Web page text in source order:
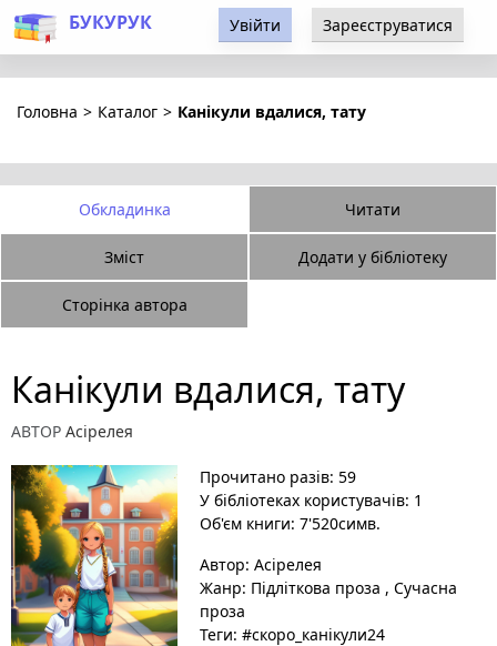
БУКУРУК Увійти Зареєструватися
Головна > Каталог > Канікули вдалися, тату
Обкладинка Читати
Зміст Додати у бібліотеку
Сторінка автора
Канікули вдалися, тату
АВТОР Асірелея
Прочитано разів: 59
У бібліотеках користувачів: 1
Об'єм книги: 7'520симв.
Автор: Асірелея
Жанр: Підліткова проза , Сучасна
проза
Теги: #скоро_канікули24